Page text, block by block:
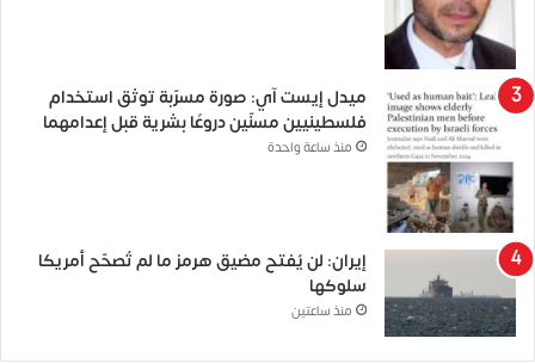
ميدل إيست آي: صورة مسرّبة توثق استخدام
فلسطينيين مسنّين دروعًا بشرية قبل إعدامهما
منذ ساعة واحدة
إيران: لن يُفتح مضيق هرمز ما لم تُصحّح أمريكا
سلوكها
منذ ساعتين